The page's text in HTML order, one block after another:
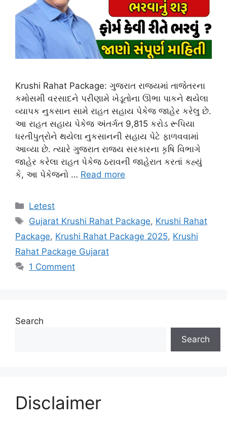
Krushi Rahat Package: ગુજરાત રાજ્યમાં તાજેતરના
કમોસમી વરસાદને પરીણામે ખેડૂતોના ઊભા પાકને થયેલા
વ્યાપક નુકસાન સામે રાહત સહાય પેકેજ જાહેર કરેલુ છે.
આ રાહત સહાય પેકેજ અંતર્ગત 9,815 કરોડ રૂપિયા
ધરતીપુત્રોને થયેલા નુકસાનની સહાય પેટે ફાળવવામાં
આવ્યા છે. ત્યારે ગુજરાત રાજ્ય સરકારના કૃષિ વિભાગે
જાહેર કરેલા રાહત પેકેજ ઠરાવની જાહેરાત કરતાં કહ્યું
કે, આ પેકેજનો … Read more
Categories
Letest
Tags
Gujarat Krushi Rahat Package, Krushi Rahat
Package, Krushi Rahat Package 2025, Krushi
Rahat Package Gujarat
1 Comment
Search
Search
Disclaimer